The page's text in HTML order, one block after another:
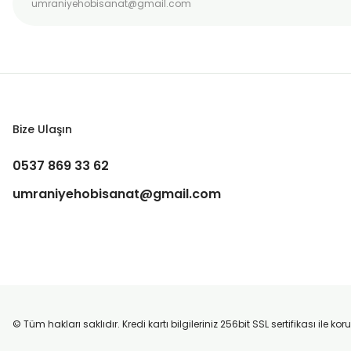
Bize Ulaşın
0537 869 33 62
umraniyehobisanat@gmail.com
© Tüm hakları saklıdır. Kredi kartı bilgileriniz 256bit SSL sertifikası ile